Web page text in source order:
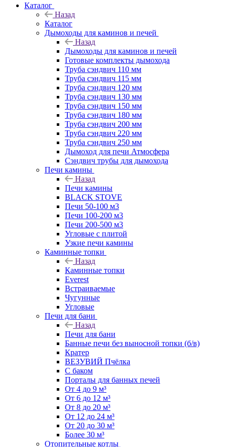
Каталог
Назад
Каталог
Дымоходы для каминов и печей
Назад
Дымоходы для каминов и печей
Готовые комплекты дымохода
Труба сэндвич 110 мм
Труба сэндвич 115 мм
Труба сэндвич 120 мм
Труба сэндвич 130 мм
Труба сэндвич 150 мм
Труба сэндвич 180 мм
Труба сэндвич 200 мм
Труба сэндвич 220 мм
Труба сэндвич 250 мм
Дымоход для печи Атмосфера
Сэндвич трубы для дымохода
Печи камины
Назад
Печи камины
BLACK STOVE
Печи 50-100 м3
Печи 100-200 м3
Печи 200-500 м3
Угловые с плитой
Узкие печи камины
Каминные топки
Назад
Каминные топки
Everest
Встраиваемые
Чугунные
Угловые
Печи для бани
Назад
Печи для бани
Банные печи без выносной топки (б/в)
Кратер
ВЕЗУВИЙ Пчёлка
С баком
Порталы для банных печей
От 4 до 9 м³
От 6 до 12 м³
От 8 до 20 м³
От 12 до 24 м³
От 20 до 30 м³
Более 30 м³
Отопительные котлы